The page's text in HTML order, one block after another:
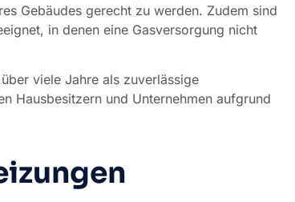
Gebäudes gerecht zu werden. Zudem sind
in denen eine Gasversorgung nicht
viele Jahre als zuverlässige
Hausbesitzern und Unternehmen aufgrund